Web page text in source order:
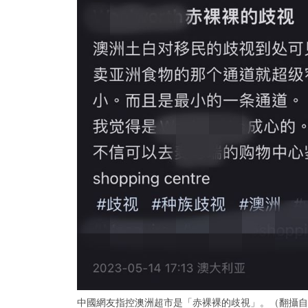
中國網友指控澳洲超市是「赤裸裸的歧視」。（翻攝